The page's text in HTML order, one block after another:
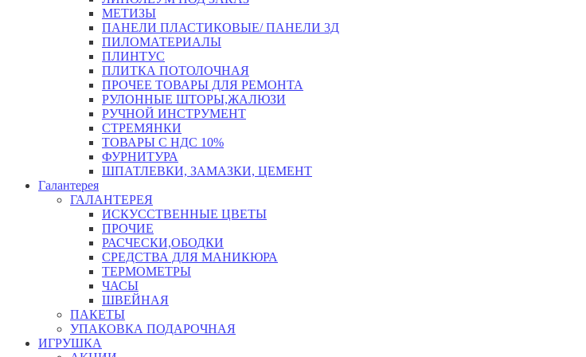
МЕТИЗЫ
ПАНЕЛИ ПЛАСТИКОВЫЕ/ ПАНЕЛИ 3Д
ПИЛОМАТЕРИАЛЫ
ПЛИНТУС
ПЛИТКА ПОТОЛОЧНАЯ
ПРОЧЕЕ ТОВАРЫ ДЛЯ РЕМОНТА
РУЛОННЫЕ ШТОРЫ,ЖАЛЮЗИ
РУЧНОЙ ИНСТРУМЕНТ
СТРЕМЯНКИ
ТОВАРЫ С НДС 10%
ФУРНИТУРА
ШПАТЛЕВКИ, ЗАМАЗКИ, ЦЕМЕНТ
Галантерея
ГАЛАНТЕРЕЯ
ИСКУССТВЕННЫЕ ЦВЕТЫ
ПРОЧИЕ
РАСЧЕСКИ,ОБОДКИ
СРЕДСТВА ДЛЯ МАНИКЮРА
ТЕРМОМЕТРЫ
ЧАСЫ
ШВЕЙНАЯ
ПАКЕТЫ
УПАКОВКА ПОДАРОЧНАЯ
ИГРУШКА